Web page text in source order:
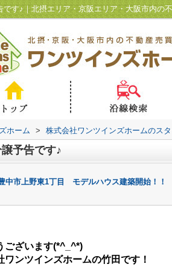
です♪｜北摂エリア・京阪エリア・大阪市内の
ホーム > 株式会社ワンツインズホームのス
予告です♪
中市上野東1丁目 モデルハウス建築開始！！
ございます(*^_^*)
ワンツインズホームの竹田です！